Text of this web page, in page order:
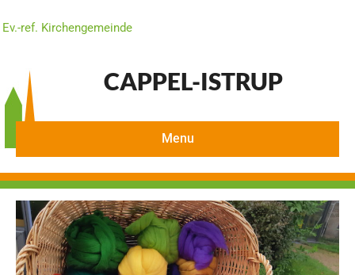
Ev.-ref. Kirchengemeinde
CAPPEL-ISTRUP
Menu